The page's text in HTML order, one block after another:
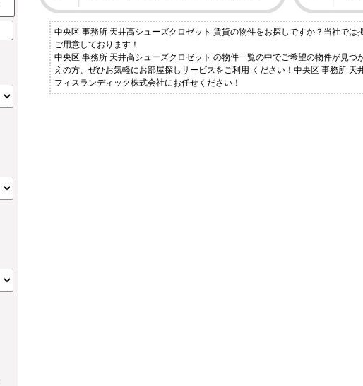
中央区 事務所 天井高シューズクロゼット 賃貸の物件をお探しですか？当社では
ご用意しております！
中央区 事務所 天井高シューズクロゼット の物件一覧の中でご希望の物件が見つ
えの方、ぜひお気軽にお部屋探しサービスをご利用 ください！中央区 事務所 天
フィスランディック株式会社にお任せください！